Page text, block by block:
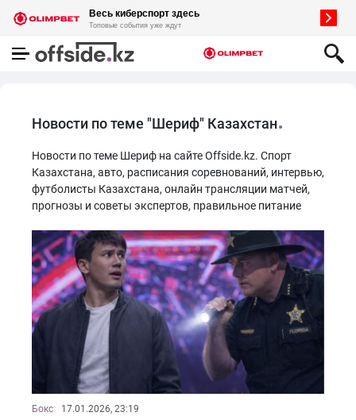
Новости по теме "Шериф" Казахстан
Новости по теме Шериф на сайте Offside.kz. Спорт
Казахстана, авто, расписания соревнований, интервью,
футболисты Казахстана, онлайн трансляции матчей,
прогнозы и советы экспертов, правильное питание
Бокс 17.01.2026, 23:19